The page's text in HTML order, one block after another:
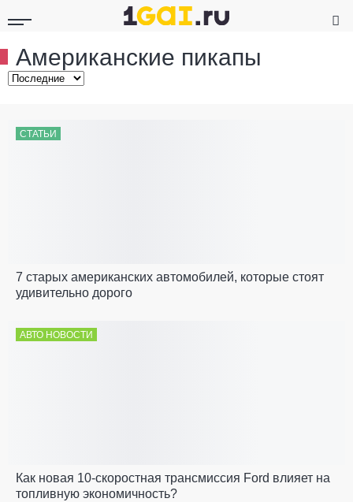
Американские пикапы
СТАТЬИ
7 старых американских автомобилей, которые стоят
удивительно дорого
АВТО НОВОСТИ
Как новая 10-скоростная трансмиссия Ford влияет на
топливную экономичность?